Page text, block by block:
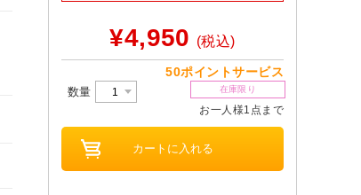
¥4,950 (税込)
50ポイントサービス
数量 在庫限り
お一人様1点まで